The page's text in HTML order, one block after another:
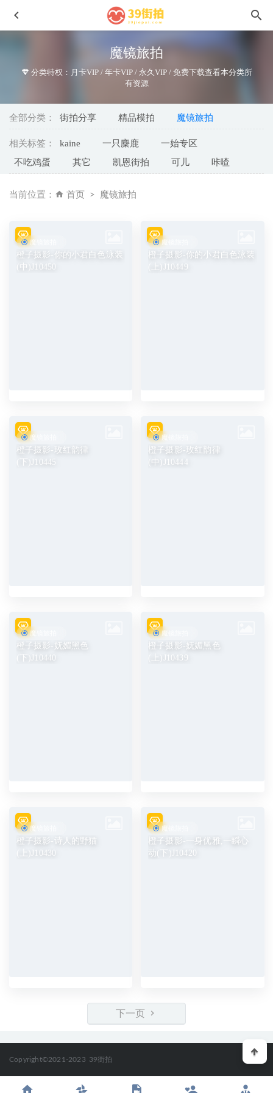
魔镜旅拍
分类特权：月卡VIP / 年卡VIP / 永久VIP / 免费下载查看本分类所
有资源
全部分类： 街拍分享 精品模拍 魔镜旅拍
相关标签： kaine 一只麋鹿
一始专区
不吃鸡蛋
其它 凯恩街拍 可儿 咔喳
当前位置： 首页 魔镜旅拍
魔镜旅拍
橙子摄影-你的小君白色泳装
(中)J10450
魔镜旅拍
橙子摄影-你的小君白色泳装
(上)J10449
魔镜旅拍
橙子摄影-玫红韵律
(下)J10445
魔镜旅拍
橙子摄影-玫红韵律
(中)J10444
魔镜旅拍
橙子摄影-妩媚黑色
(下)J10440
魔镜旅拍
橙子摄影-妩媚黑色
(上)J10439
魔镜旅拍
橙子摄影-诗人的野猫
(上)J10430
魔镜旅拍
橙子摄影-一身优雅,一瞬心
动(下)J10420
下一页
Copyright©2021-2023 39街拍
蓝色短牛仔MF00901
2023-03-02
月满西楼-打扫mj103
2021-10-07